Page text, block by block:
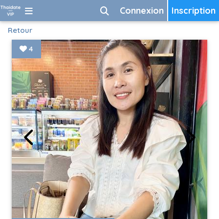
Inscription
Connexion
Retour
4